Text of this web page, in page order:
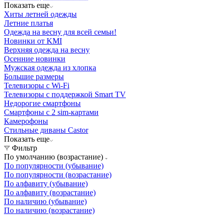
Показать еще
Хиты летней одежды
Летние платья
Одежда на весну для всей семьи!
Новинки от KMI
Верхняя одежда на весну
Осенние новинки
Мужская одежда из хлопка
Большие размеры
Телевизоры с Wi-Fi
Телевизоры с поддержкой Smart TV
Недорогие смартфоны
Смартфоны с 2 sim-картами
Камерофоны
Стильные диваны Castor
Показать еще
Фильтр
По умолчанию (возрастание)
По популярности (убывание)
По популярности (возрастание)
По алфавиту (убывание)
По алфавиту (возрастание)
По наличию (убывание)
По наличию (возрастание)